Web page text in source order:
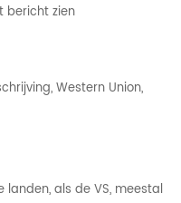
bericht zien
Western Union,
landen, als de VS, meestal